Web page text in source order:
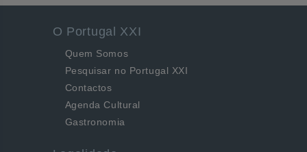
O Portugal XXI
Quem Somos
Pesquisar no Portugal XXI
Contactos
Agenda Cultural
Gastronomia